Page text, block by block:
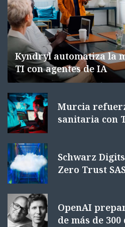
Kyndryl automatiza la
TI con agentes de IA
Murcia
sanitaria con
Schwarz
Zero Trust
OpenAI
de más de